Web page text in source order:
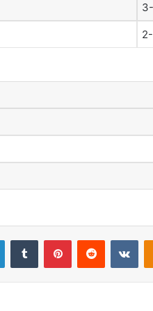
LinkedInTumblr PinterestReddit